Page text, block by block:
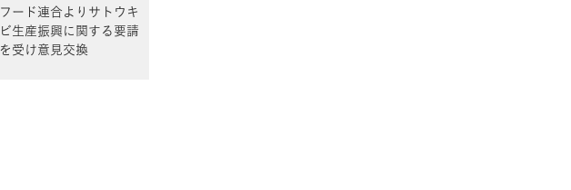
フード連合よりサトウキ
ビ生産振興に関する要請
を受け意見交換